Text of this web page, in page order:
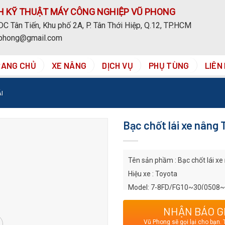
KỸ THUẬT MÁY CÔNG NGHIỆP VŨ PHONG
Tân Tiến, Khu phố 2A, P. Tân Thới Hiệp, Q.12, TP.HCM
CHỦ XE NÂNG DỊCH VỤ PHỤ TÙNG LIÊN
Bạc chốt lái xe nâng
Tên sản phầm : Bạc chốt lái xe
Hiệu xe : Toyota
Model: 7-8FD/
Chú ý: Hình ảnh chỉ mang tính
để được tư vấn chính xác về
NHẬN BÁO
Vũ Phong sẽ gọi lại cho bạn.